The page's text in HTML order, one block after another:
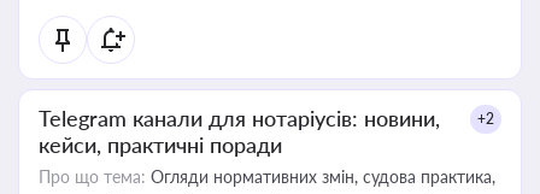
Telegram канали для нотаріусів: новини,
кейси, практичні поради
+2
Про що тема: Огляди нормативних змін, судова практика,